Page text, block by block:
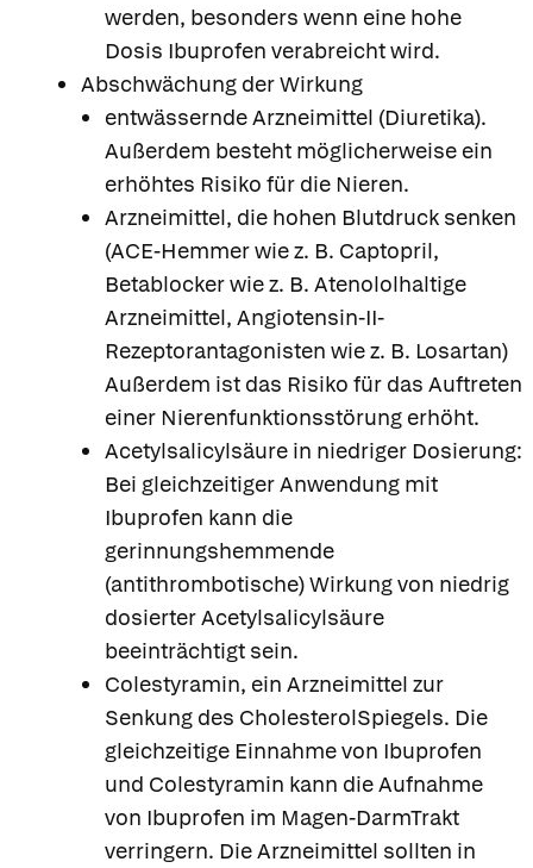
werden, besonders wenn eine hohe
Dosis Ibuprofen verabreicht wird.
Abschwächung der Wirkung
entwässernde Arzneimittel (Diuretika).
Außerdem besteht möglicherweise ein
erhöhtes Risiko für die Nieren.
Arzneimittel, die hohen Blutdruck senken
(ACE-Hemmer wie z. B. Captopril,
Betablocker wie z. B. Atenololhaltige
Arzneimittel, Angiotensin-II-
Rezeptorantagonisten wie z. B. Losartan)
Außerdem ist das Risiko für das Auftreten
einer Nierenfunktionsstörung erhöht.
Acetylsalicylsäure in niedriger Dosierung:
Bei gleichzeitiger Anwendung mit
Ibuprofen kann die
gerinnungshemmende
(antithrombotische) Wirkung von niedrig
dosierter Acetylsalicylsäure
beeinträchtigt sein.
Colestyramin, ein Arzneimittel zur
Senkung des CholesterolSpiegels. Die
gleichzeitige Einnahme von Ibuprofen
und Colestyramin kann die Aufnahme
von Ibuprofen im Magen-DarmTrakt
verringern. Die Arzneimittel sollten in